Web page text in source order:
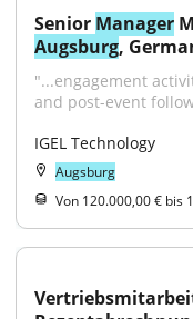
Senior Manager
Augsburg,
"...engagement
and post-event
IGEL Technology
Augsburg
Von 120.000,00 € bis